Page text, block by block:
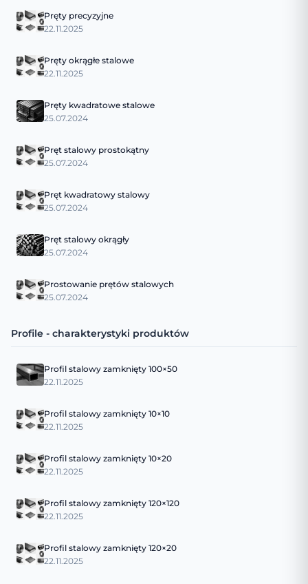
Pręty precyzyjne
22.11.2025
Pręty okrągłe stalowe
22.11.2025
Pręty kwadratowe stalowe
25.07.2024
Pręt stalowy prostokątny
25.07.2024
Pręt kwadratowy stalowy
25.07.2024
Pręt stalowy okrągły
25.07.2024
Prostowanie prętów stalowych
25.07.2024
Profile - charakterystyki produktów
Profil stalowy zamknięty 100×50
22.11.2025
Profil stalowy zamknięty 10×10
22.11.2025
Profil stalowy zamknięty 10×20
22.11.2025
Profil stalowy zamknięty 120×120
22.11.2025
Profil stalowy zamknięty 120×20
22.11.2025